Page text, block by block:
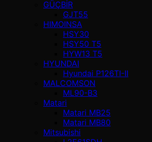
GÜÇBİR
GJT55
HIMOINSA
HSY30
HSY50 T5
HYW13 T5
HYUNDAI
Hyundai P126TI-II
MALCOMSON
ML90-B3
Matari
Matari MB25
Matari MB80
Mitsubishi